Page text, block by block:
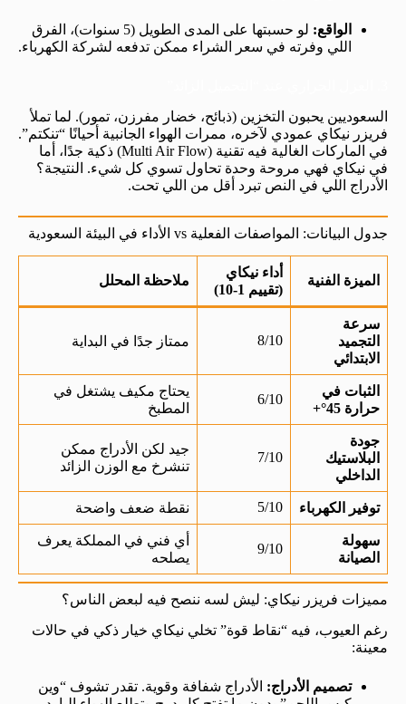
الواقع:
لو حسبتها على المدى الطويل (5 سنوات)، الفرق
اللي وفرته في سعر الشراء ممكن تدفعه لشركة الكهرباء.
السعوديين يحبون التخزين (ذبائح، خضار مفرزن، تمور). لما تملأ
فريزر نيكاي عمودي لآخره، ممرات الهواء الجانبية أحيانًا “تنكتم”.
في الماركات الغالية فيه تقنية (Multi Air Flow) ذكية جدًا، أما
في نيكاي فهي مروحة وحدة تحاول تسوي كل شيء. النتيجة؟
الأدراج اللي في النص تبرد أقل من اللي تحت.
جدول البيانات: المواصفات الفعلية vs الأداء في البيئة السعودية
الميزة الفنية
أداء نيكاي
(تقييم 1-10)
ملاحظة المحلل
سرعة
التجميد
الابتدائي
8/10 ممتاز جدًا في البداية
الثبات في
حرارة 45°+
6/10
يحتاج مكيف يشتغل في
المطبخ
جودة
البلاستيك
الداخلي
7/10
جيد لكن الأدراج ممكن
تنشرخ مع الوزن الزائد
توفير الكهرباء 5/10 نقطة ضعف واضحة
سهولة
الصيانة
9/10
أي فني في المملكة يعرف
يصلحه
مميزات فريزر نيكاي: ليش لسه ننصح فيه لبعض الناس؟
رغم العيوب، فيه “نقاط قوة” تخلي نيكاي خيار ذكي في حالات
معينة:
تصميم الأدراج: الأدراج شفافة وقوية. تقدر تشوف “وين